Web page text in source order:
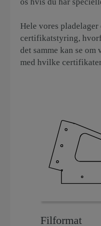
Hele vores
certifikatstyring,
det samme kan se om
med hvilke
Filformat